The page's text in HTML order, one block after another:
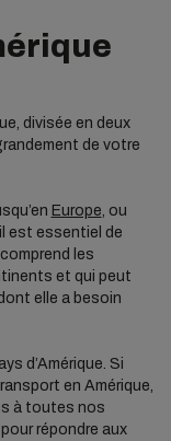
divisée en deux
de votre
Europe, ou
il est essentiel de
les
et qui peut
elle a besoin
d’Amérique. Si
en Amérique,
à toutes nos
répondre aux